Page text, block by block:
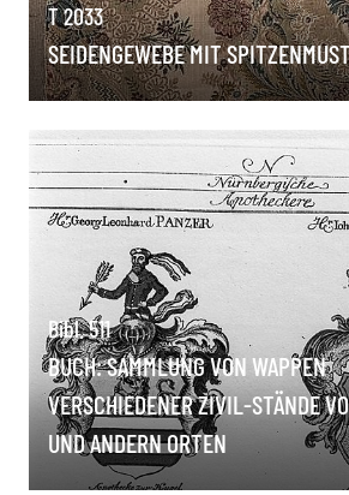
T 2033
SEIDENGEWEBE MIT
Bibl. 511
BUCH: SAMMLUNG VON WAPPEN
VERSCHIEDENER ZIVIL-STÄNDE
UND ANDERN ORTEN